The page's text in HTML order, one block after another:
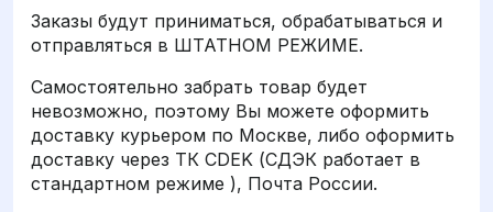
Заказы будут приниматься, обрабатываться и
отправляться в ШТАТНОМ РЕЖИМЕ.
Самостоятельно забрать товар будет
невозможно, поэтому Вы можете оформить
доставку курьером по Москве, либо оформить
доставку через ТК CDEK (СДЭК работает в
стандартном режиме ), Почта России.